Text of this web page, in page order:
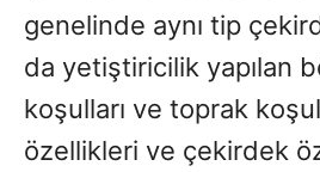
genelinde aynı tip
da yetiştiricilik yapılan
koşulları ve toprak
özellikleri ve çekirdek